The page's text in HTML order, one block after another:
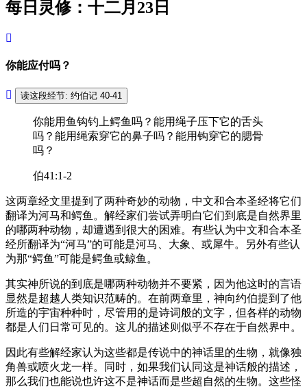
每日灵修：十二月23日
你能应付吗？
读这段经节: 约伯记 40-41
你能用鱼钩钓上鳄鱼吗？能用绳子压下它的舌头
吗？能用绳索穿它的鼻子吗？能用钩穿它的腮骨
吗？
伯41:1-2
这两章经文里提到了两种奇妙的动物，中文和合本圣经将它们
翻译为河马和鳄鱼。解经家们尝试弄明白它们到底是自然界里
的哪两种动物，却遭遇到很大的困难。有些认为中文和合本圣
经所翻译为“河马”的可能是河马、大象、或犀牛。另外有些认
为那“鳄鱼”可能是鳄鱼或鲸鱼。
其实神所说的到底是哪两种动物并不要紧，因为他这时的言语
显然是超越人类知识范畴的。在前两章里，神向约伯提到了他
所造的宇宙种种时，尽管用的是诗词般的文字，但各样的动物
都是人们日常可见的。这儿的描述则似乎不存在于自然界中。
因此有些解经家认为这些都是传说中的神话里的生物，就像独
角兽或喷火龙一样。同时，如果我们认同这是神话般的描述，
那么我们也能说也许这不是神话而是些超自然的生物。这些怪